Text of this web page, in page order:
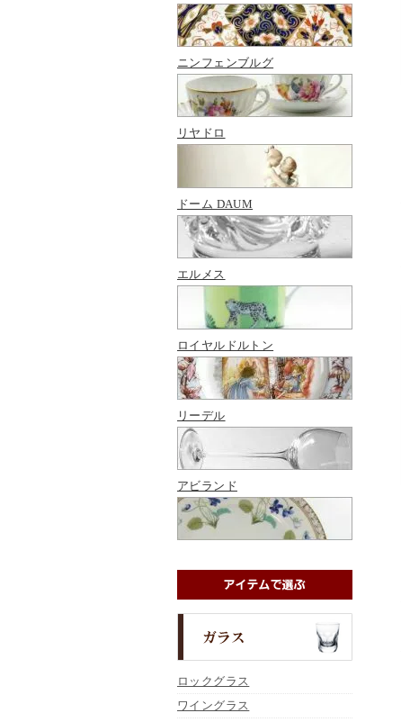
ニンフェンブルグ
リヤドロ
ドーム DAUM
エルメス
ロイヤルドルトン
リーデル
アビランド
ロックグラス
ワイングラス